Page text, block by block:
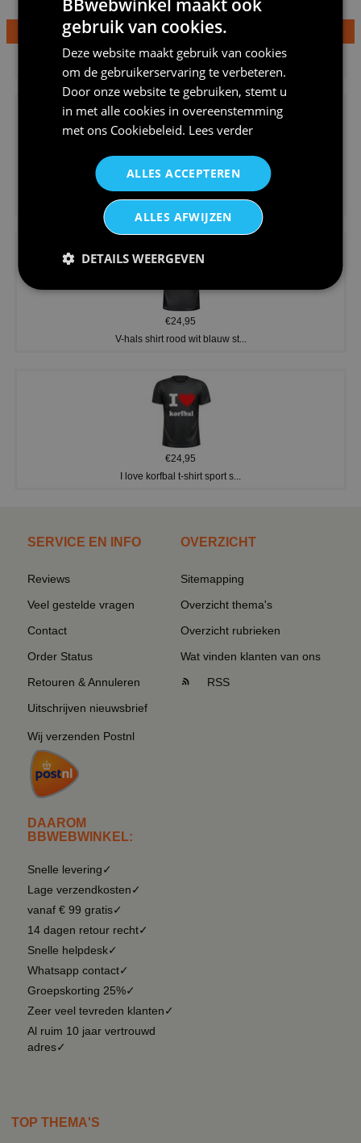
€24,95
Dames v hals t-shirt prinses v...
Koningsdag shirt heren v-hals ...
€24,95
V-hals shirt rood wit blauw st...
€24,95
I love korfbal t-shirt sport s...
SERVICE EN INFO
Reviews
Veel gestelde vragen
Contact
Order Status
Retouren & Annuleren
Uitschrijven nieuwsbrief
Wij verzenden Postnl
DAAROM
BBWEBWINKEL:
Snelle levering✓
Lage verzendkosten✓
vanaf € 99 gratis✓
14 dagen retour recht✓
Snelle helpdesk✓
Whatsapp contact✓
Groepskorting 25%✓
Zeer veel tevreden klanten✓
Al ruim 10 jaar vertrouwd
adres✓
OVERZICHT
Sitemapping
Overzicht thema's
Overzicht rubrieken
Wat vinden klanten van ons
RSS
TOP THEMA'S
BBwebwinkel maakt ook
gebruik van cookies.
Deze website maakt gebruik van cookies
om de gebruikerservaring te verbeteren.
Door onze website te gebruiken, stemt u
in met alle cookies in overeenstemming
met ons Cookiebeleid. Lees verder
ALLES ACCEPTEREN
ALLES AFWIJZEN
DETAILS WEERGEVEN